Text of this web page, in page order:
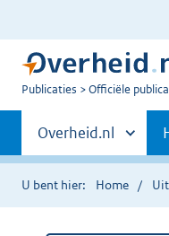
U
Publicaties Officiële
Primaire
navigatie
Andere
sites
binnen
Overheid.nl
U bent hier: Home